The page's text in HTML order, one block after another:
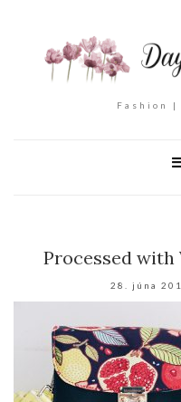
Fashion
Processed with
28. júna